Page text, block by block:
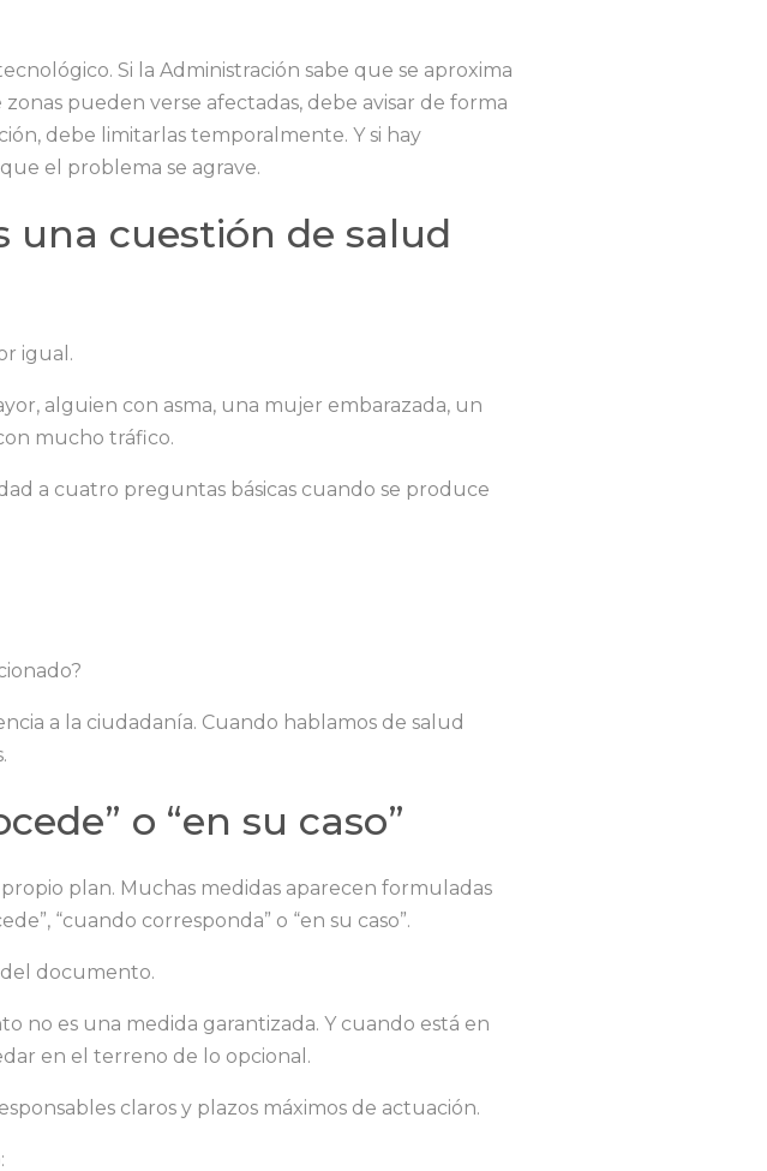
Si la Administración sabe que se aproxima
pueden verse afectadas, debe avisar de forma
debe limitarlas temporalmente. Y si hay
el problema se agrave.
una cuestión de salud
igual.
alguien con asma, una mujer embarazada, un
mucho tráfico.
a cuatro preguntas básicas cuando se produce
a la ciudadanía. Cuando hablamos de salud
o “en su caso”
plan. Muchas medidas aparecen formuladas
“cuando corresponda” o “en su caso”.
documento.
no es una medida garantizada. Y cuando está en
en el terreno de lo opcional.
claros y plazos máximos de actuación.